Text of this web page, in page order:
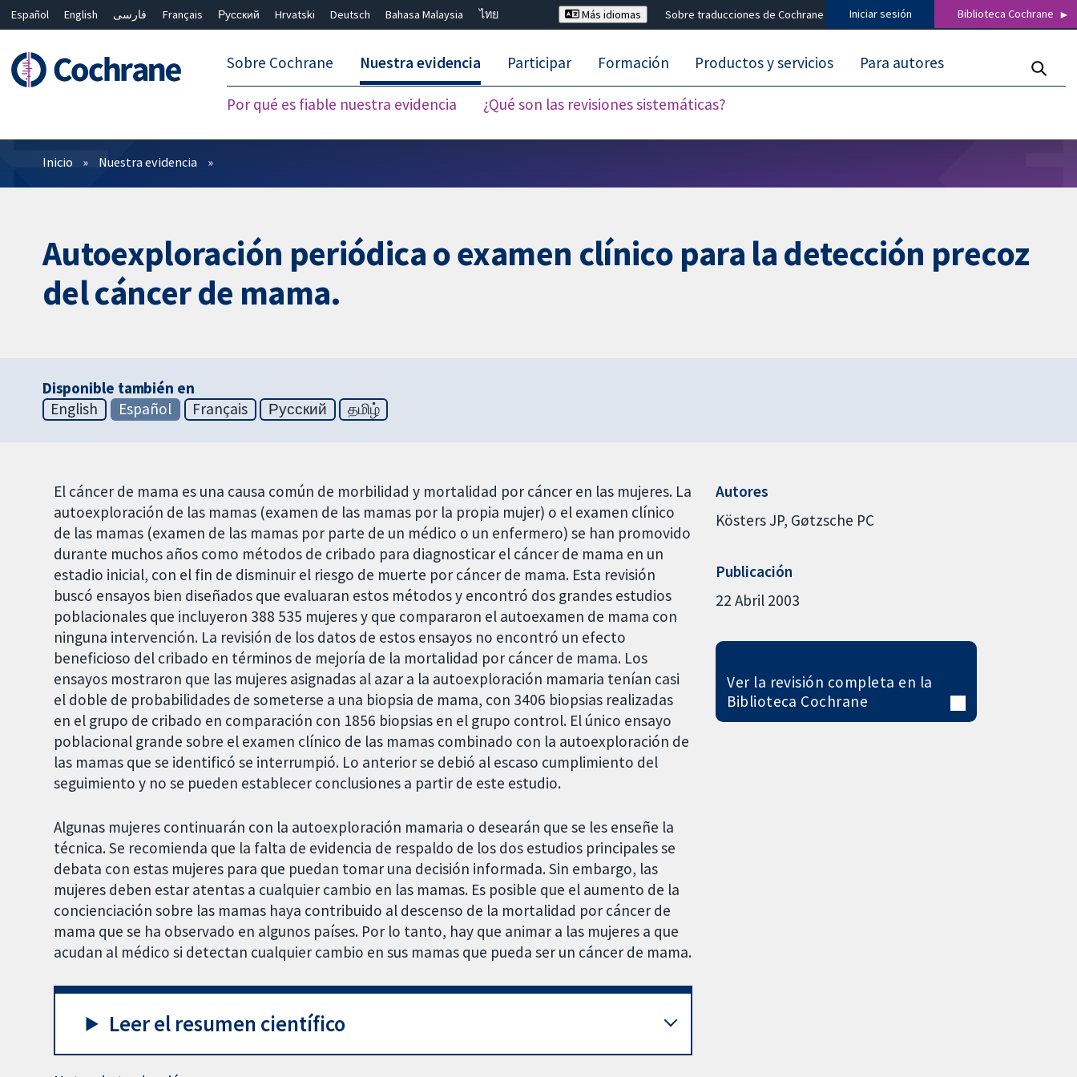
Español English فارسی Français Русский Hrvatski Deutsch Bahasa Malaysia
ไทย
Más idiomas Sobre traducciones de Cochrane Iniciar sesión Biblioteca Cochrane
Sobre Cochrane Nuestra evidencia
Por qué es fiable nuestra evidencia ¿Qué son las revisiones sistemáticas?
Participar Formación Productos y servicios Para autores
Filtros
Inicio Nuestra evidencia
Autoexploración periódica o examen clínico para la detección precoz
del cáncer de mama.
Disponible también en
English
Español Français Русский தமிழ்
El cáncer de mama es una causa común de morbilidad y mortalidad por cáncer en las mujeres. La
autoexploración de las mamas (examen de las mamas por la propia mujer) o el examen clínico
de las mamas (examen de las mamas por parte de un médico o un enfermero) se han promovido
durante muchos años como métodos de cribado para diagnosticar el cáncer de mama en un
estadio inicial, con el fin de disminuir el riesgo de muerte por cáncer de mama. Esta revisión
buscó ensayos bien diseñados que evaluaran estos métodos y encontró dos grandes estudios
poblacionales que incluyeron 388 535 mujeres y que compararon el autoexamen de mama con
ninguna intervención. La revisión de los datos de estos ensayos no encontró un efecto
beneficioso del cribado en términos de mejoría de la mortalidad por cáncer de mama. Los
ensayos mostraron que las mujeres asignadas al azar a la autoexploración mamaria tenían casi
el doble de probabilidades de someterse a una biopsia de mama, con 3406 biopsias realizadas
en el grupo de cribado en comparación con 1856 biopsias en el grupo control. El único ensayo
poblacional grande sobre el examen clínico de las mamas combinado con la autoexploración de
las mamas que se identificó se interrumpió. Lo anterior se debió al escaso cumplimiento del
seguimiento y no se pueden establecer conclusiones a partir de este estudio.
Algunas mujeres continuarán con la autoexploración mamaria o desearán que se les enseñe la
técnica. Se recomienda que la falta de evidencia de respaldo de los dos estudios principales se
debata con estas mujeres para que puedan tomar una decisión informada. Sin embargo, las
mujeres deben estar atentas a cualquier cambio en las mamas. Es posible que el aumento de la
concienciación sobre las mamas haya contribuido al descenso de la mortalidad por cáncer de
mama que se ha observado en algunos países. Por lo tanto, hay que animar a las mujeres a que
acudan al médico si detectan cualquier cambio en sus mamas que pueda ser un cáncer de mama.
Leer el resumen científico
Autores
Kösters JP Gøtzsche PC
Publicación
22 Abril 2003
Ver la revisión completa en la
Biblioteca Cochrane